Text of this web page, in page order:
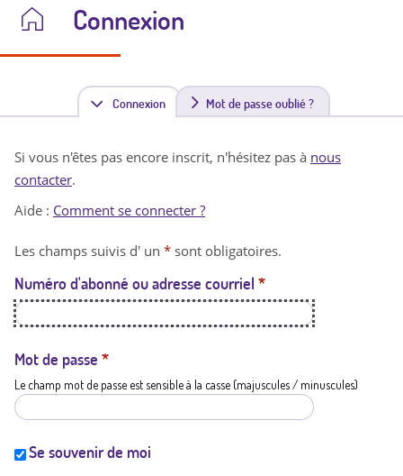
Connexion
Connexion(
n
t
a
t
i
Mot de passe oublié ?
Si vous n'êtes pas encore inscrit, n'hésitez pas à nous
contacter.
Aide : Comment se connecter ?
Les champs suivis d' un * sont obligatoires.
Numéro d'abonné ou adresse courriel *
Mot de passe *
Le champ mot de passe est sensible à la casse (majuscules / minuscules)
Se souvenir de moi